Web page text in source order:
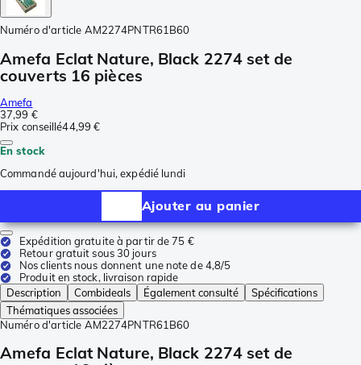
Numéro d'article AM2274PNTR61B60
Amefa Eclat Nature, Black 2274 set de
couverts 16 pièces
Amefa
37,99 €
Prix conseillé44,99 €
En stock
Commandé aujourd'hui, expédié lundi
Ajouter au panier
Expédition gratuite à partir de 75 €
Retour gratuit sous 30 jours
Nos clients nous donnent une note de 4,8/5
Produit en stock, livraison rapide
Description
Combideals Également consulté
Spécifications
Thématiques associées
Numéro d'article AM2274PNTR61B60
Amefa Eclat Nature, Black 2274 set de